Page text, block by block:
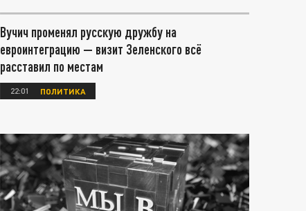
Вучич променял русскую дружбу на
евроинтеграцию — визит Зеленского всё
расставил по местам
22:01 ПОЛИТИКА